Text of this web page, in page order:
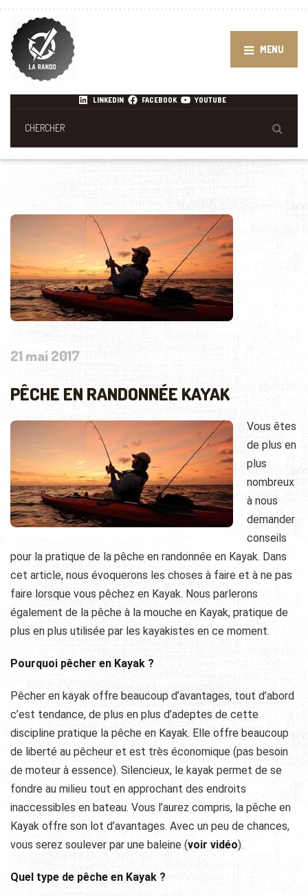
MENU
LINKEDIN FACEBOOK YOUTUBE
21 mai 2017
PÊCHE EN RANDONNÉE KAYAK
Vous êtes
de plus en
plus
nombreux
à nous
demander
conseils
pour la pratique de la pêche en randonnée en Kayak. Dans
cet article, nous évoquerons les choses à faire et à ne pas
faire lorsque vous pêchez en Kayak. Nous parlerons
également de la pêche à la mouche en Kayak, pratique de
plus en plus utilisée par les kayakistes en ce moment.
Pourquoi pêcher en Kayak ?
Pêcher en kayak offre beaucoup d’avantages, tout d’abord
c’est tendance, de plus en plus d’adeptes de cette
discipline pratique la pêche en Kayak. Elle offre beaucoup
de liberté au pêcheur et est très économique (pas besoin
de moteur à essence). Silencieux, le kayak permet de se
fondre au milieu tout en approchant des endroits
inaccessibles en bateau. Vous l’aurez compris, la pêche en
Kayak offre son lot d’avantages. Avec un peu de chances,
vous serez soulever par une baleine (voir vidéo).
Quel type de pêche en Kayak ?